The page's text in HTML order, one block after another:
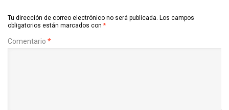
Tu dirección de correo electrónico no será publicada. Los campos
obligatorios están marcados con *
Comentario *